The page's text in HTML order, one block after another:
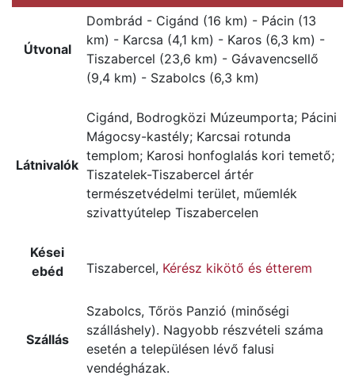
Útvonal
Dombrád - Cigánd (16 km) - Pácin (13
km) - Karcsa (4,1 km) - Karos (6,3 km) -
Tiszabercel (23,6 km) - Gávavencsellő
(9,4 km) - Szabolcs (6,3 km)
Látnivalók
Cigánd, Bodrogközi Múzeumporta; Pácini
Mágocsy-kastély; Karcsai rotunda
templom; Karosi honfoglalás kori temető;
Tiszatelek-Tiszabercel ártér
természetvédelmi terület, műemlék
szivattyútelep Tiszabercelen
Kései
ebéd
Tiszabercel, Kérész kikötő és étterem
Szállás
Szabolcs, Tőrös Panzió (minőségi
szálláshely). Nagyobb részvételi száma
esetén a településen lévő falusi
vendégházak.